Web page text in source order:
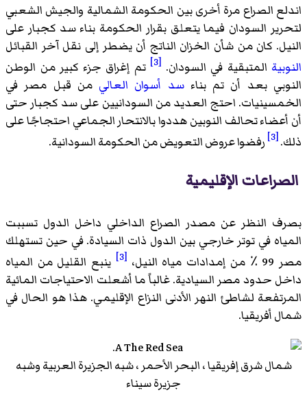
اندلع الصراع مرة أخرى بين الحكومة الشمالية والجيش الشعبي
لتحرير السودان فيما يتعلق بقرار الحكومة بناء سد كجبار على
النيل. كان من شأن الخزان الناتج أن يضطر إلى نقل آخر القبائل
النوبية المتبقية في السودان. [3]
تم إغراق جزء كبير من الوطن
النوبي بعد أن تم بناءسد أسوان العالي من قبل مصر في
الخمسينيات. احتج العديد من السودانيين على سد كجبار حتى
أن أعضاء تحالف النوبين هددوا بالانتحار الجماعي احتجاجًا على
ذلك.[3] رفضوا عروض التعويض من الحكومة السودانية.
الصراعات الإقليمية
بصرف النظر عن مصدر الصراع الداخلي داخل الدول تسببت
المياه في توتر خارجي بين الدول ذات السيادة. في حين تستهلك
مصر 99 ٪ من إمدادات مياه النيل،
[3]
ينبع القليل من المياه
داخل حدود مصر السيادية. غالباً ما أشعلت الاحتياجات المائية
المرتفعة لشاطئ النهر الأدنى النزاع الإقليمي. هذا هو الحال في
شمال أفريقيا.
شمال شرق إفريقيا ، البحر الأحمر ، شبه الجزيرة العربية وشبه
جزيرة سيناء